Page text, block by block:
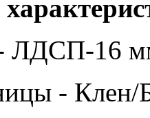
ЛДСП-16
- Клен/